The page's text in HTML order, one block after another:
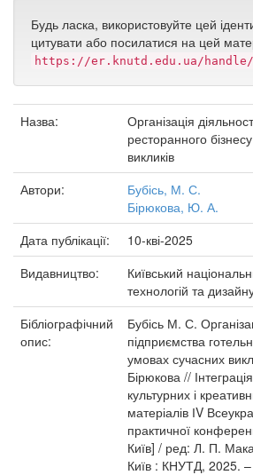
Будь ласка, використовуйте цей
цитувати або посилатися на цей
https://er.knutd.edu.ua/handle/
Назва:
Організація
ресторанного
викликів
Автори:
Бубісь, М. С.
Бірюкова, Ю. А.
Дата публікації:
10-кві-2025
Видавництво:
Київський
технологій та
Бібліографічний
опис:
Бубісь М. С.
підприємства
умовах сучасних
Бірюкова //
культурних і
матеріалів ІV
практичної
Київ] / ред: Л. П.
Київ : КНУТД, 2025.